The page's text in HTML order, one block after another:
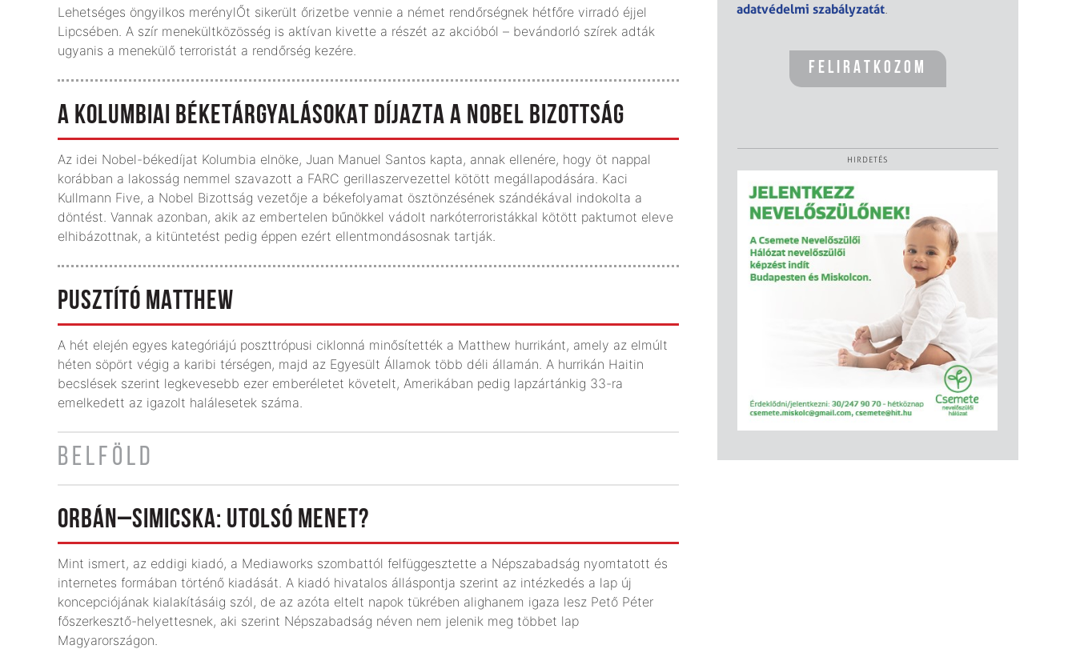
Lehetséges öngyilkos merénylŐt sikerült őrizetbe vennie a német rendőrségnek hétfőre virradó éjjel
Lipcsében. A szír menekültközösség is aktívan kivette a részét az akcióból – bevándorló szírek adták
ugyanis a menekülő terroristát a rendőrség kezére.
A KOLUMBIAI BÉKETÁRGYALÁSOKAT DÍJAZTA A NOBEL BIZOTTSÁG
Az idei Nobel-békedíjat Kolumbia elnöke, Juan Manuel Santos kapta, annak ellenére, hogy öt nappal
korábban a lakosság nemmel szavazott a FARC gerillaszervezettel kötött megállapodására. Kaci
Kullmann Five, a Nobel Bizottság vezetője a békefolyamat ösztönzésének szándékával indokolta a
döntést. Vannak azonban, akik az embertelen bűnökkel vádolt narkóterroristákkal kötött paktumot eleve
elhibázottnak, a kitüntetést pedig éppen ezért ellentmondásosnak tartják.
PUSZTÍTÓ MATTHEW
A hét elején egyes kategóriájú poszttrópusi ciklonná minősítették a Matthew hurrikánt, amely az elmúlt
héten söpört végig a karibi térségen, majd az Egyesült Államok több déli államán. A hurrikán Haitin
becslések szerint legkevesebb ezer emberéletet követelt, Amerikában pedig lapzártánkig 33-ra
emelkedett az igazolt halálesetek száma.
BELFÖLD
ORBÁN–SIMICSKA: UTOLSÓ MENET?
Mint ismert, az eddigi kiadó, a Mediaworks szombattól felfüggesztette a Népszabadság nyomtatott és
internetes formában történő kiadását. A kiadó hivatalos álláspontja szerint az intézkedés a lap új
koncepciójának kialakításáig szól, de az azóta eltelt napok tükrében alighanem igaza lesz Pető Péter
főszerkesztő-helyettesnek, aki szerint Népszabadság néven nem jelenik meg többet lap
Magyarországon.
adatvédelmi szabályzatát.
HIRDETÉS